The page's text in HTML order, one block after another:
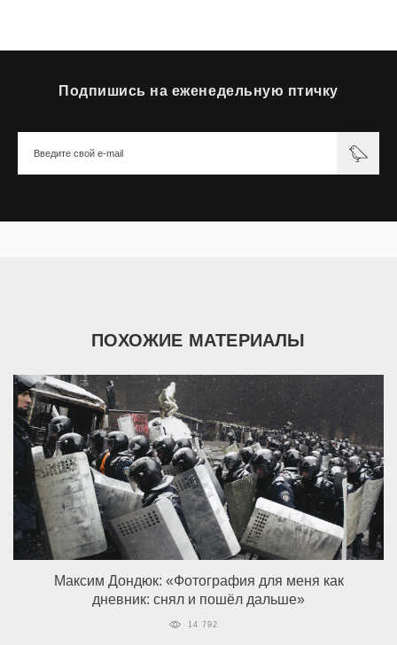
Подпишись на еженедельную птичку
ПОХОЖИЕ МАТЕРИАЛЫ
Максим Дондюк: «Фотография для меня как
дневник: снял и пошёл дальше»
14 792